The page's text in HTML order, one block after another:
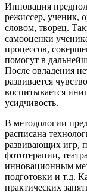
Инновация
режиссер, ученик,
словом, творец.
самооценки
процессов,
помогут в
После овладения
развивается
воспитывается
усидчивость.
В методологии
расписана
развивающих игр,
фототерапии,
инновационным
подготовки и т.д.
практических